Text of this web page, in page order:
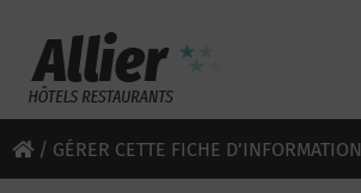
/ GÉRER CETTE FICHE D’INFORMATION